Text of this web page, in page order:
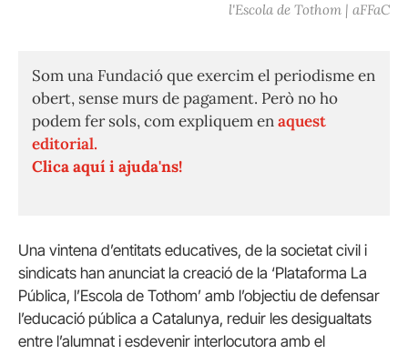
l'Escola de Tothom | aFFaC
Som una Fundació que exercim el periodisme en
obert, sense murs de pagament. Però no ho
podem fer sols, com expliquem enaquest
editorial.
Clica aquí i ajuda'ns!
Una vintena d’entitats educatives, de la societat civil i
sindicats han anunciat la creació de la ‘Plataforma La
Pública, l’Escola de Tothom’ amb l’objectiu de defensar
l’educació pública a Catalunya, reduir les desigualtats
entre l’alumnat i esdevenir interlocutora amb el